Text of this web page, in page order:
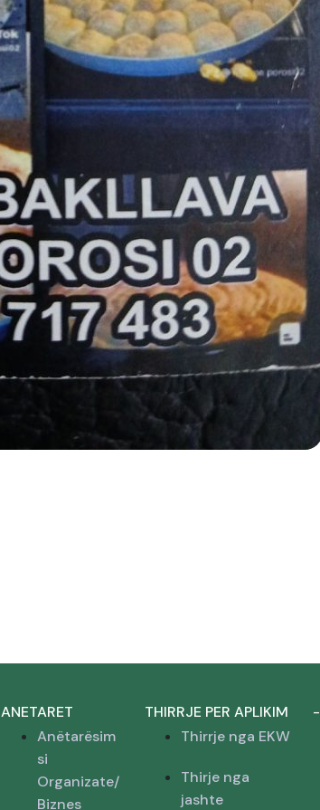
ANETARET
Anëtarësim
si
Organizate/
Biznes
THIRRJE PER APLIKIM
Thirrje nga EKW
Thirje nga
jashte
-